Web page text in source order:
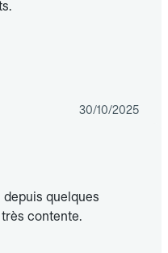
30/10/2025
quelques
contente.